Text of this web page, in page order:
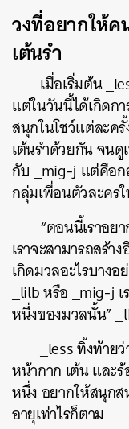
วงที่อยากให้
เต้นรำ
เมื่อเริ่มต้น
แต่ในวันนี้ได้เกิดก
สนุกในโชว์แต่ละค
เต้นรำด้วยกัน จนดู
กับ _mig-j แต่คือ
กลุ่มเพื่อนตัวละคร
“ตอนนี้เราอย
เราจะสามารถสร้
เกิดมวลอะไรบาง
_lilb หรือ _mig-j
หนึ่งของมวลนั้น”
_less ทิ้งท้าย
หน้ากาก เต้น และ
หนึ่ง อยากให้สนุก
อายุเท่าไรก็ตาม